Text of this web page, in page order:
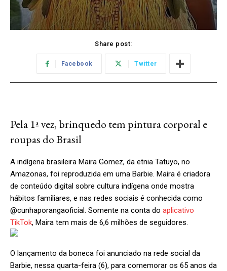
Share post:
Facebook Twitter
Pela 1ª vez, brinquedo tem pintura corporal e
roupas do Brasil
A indígena brasileira Maira Gomez, da etnia Tatuyo, no
Amazonas, foi reproduzida em uma Barbie. Maira é criadora
de conteúdo digital sobre cultura indígena onde mostra
hábitos familiares, e nas redes sociais é conhecida como
@cunhaporangaoficial. Somente na conta do aplicativo
TikTok, Maira tem mais de 6,6 milhões de seguidores.
O lançamento da boneca foi anunciado na rede social da
Barbie, nessa quarta-feira (6), para comemorar os 65 anos da